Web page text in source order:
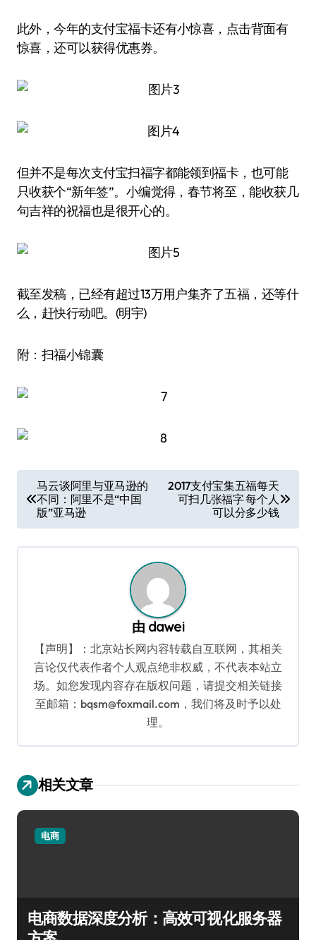
此外，今年的支付宝福卡还有小惊喜，点击背面有
惊喜，还可以获得优惠券。
但并不是每次支付宝扫福字都能领到福卡，也可能
只收获个“新年签”。小编觉得，春节将至，能收获几
句吉祥的祝福也是很开心的。
截至发稿，已经有超过13万用户集齐了五福，还等什
么，赶快行动吧。(明宇)
附：扫福小锦囊
章
导
航
马云谈阿里与亚马逊的
不同：阿里不是“中国
版”亚马逊
2017支付宝集五福每天
可扫几张福字 每个人
可以分多少钱
由 dawei
【声明】：北京站长网内容转载自互联网，其相关
言论仅代表作者个人观点绝非权威，不代表本站立
场。如您发现内容存在版权问题，请提交相关链接
至邮箱：bqsm@foxmail.com，我们将及时予以处
理。
相关文章
电商
电商数据深度分析：高效可视化服务器